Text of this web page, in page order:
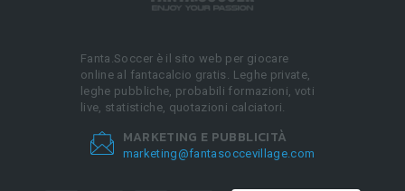
Fanta.Soccer è il sito web per giocare
online al fantacalcio gratis. Leghe private,
leghe pubbliche, probabili formazioni, voti
live, statistiche, quotazioni calciatori.
MARKETING E PUBBLICITÀ
marketing@fantasoccevillage.com